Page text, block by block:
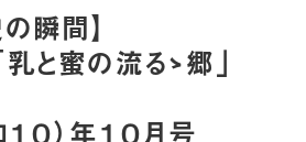
瞬間】
と蜜の流るゝ郷」
１０）年１０月号